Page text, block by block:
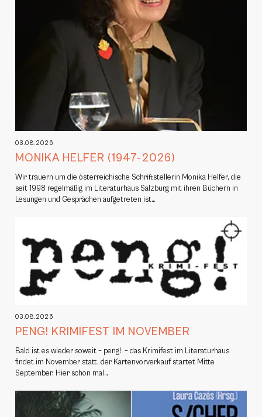
03.08.2026
MONIKA HELFER (1947-2026)
Wir trauern um die österreichische Schriftstellerin Monika Helfer, die
seit 1998 regelmäßig im Literaturhaus Salzburg mit ihren Büchern in
Lesungen und Gesprächen aufgetreten ist…
03.08.2026
PENG! KRIMIFEST IM NOVEMBER
Bald ist es wieder soweit – peng! – das Krimifest im Literaturhaus
findet im November statt, der Kartenvorverkauf startet Mitte
September. Hier schon mal…